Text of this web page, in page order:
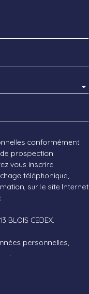
conformément
prospection
vous inscrire
téléphonique,
sur le site Internet
BLOIS CEDEX.
personnelles,
.